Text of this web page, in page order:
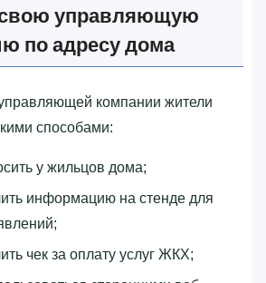
свою управляющую
по адресу дома
компании жители
способами:
у жильцов дома;
информацию на стенде для
чек за оплату услуг ЖКХ;